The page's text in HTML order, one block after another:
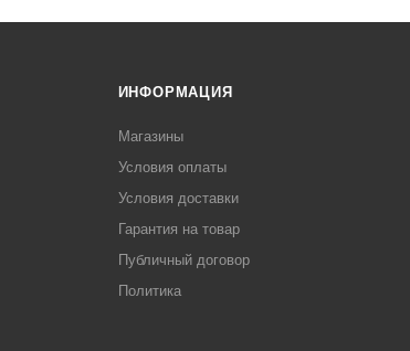
ИНФОРМАЦИЯ
Магазины
Условия оплаты
Условия доставки
Гарантия на товар
Публичный договор
Политика